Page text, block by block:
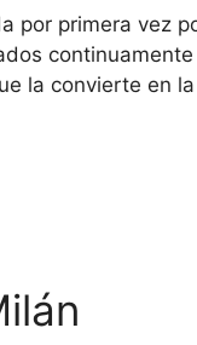
por primera vez
la convierte en